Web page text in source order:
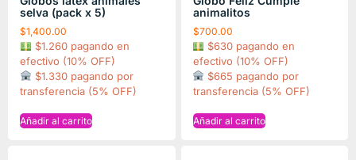
selva (pack x 5)
$1,400.00
$1.260 pagando en
efectivo (10% OFF)
$1.330 pagando por
transferencia (5% OFF)
Añadir al carrito
animalitos
$700.00
$630 pagando en
efectivo (10% OFF)
$665 pagando por
transferencia (5% OFF)
Añadir al carrito